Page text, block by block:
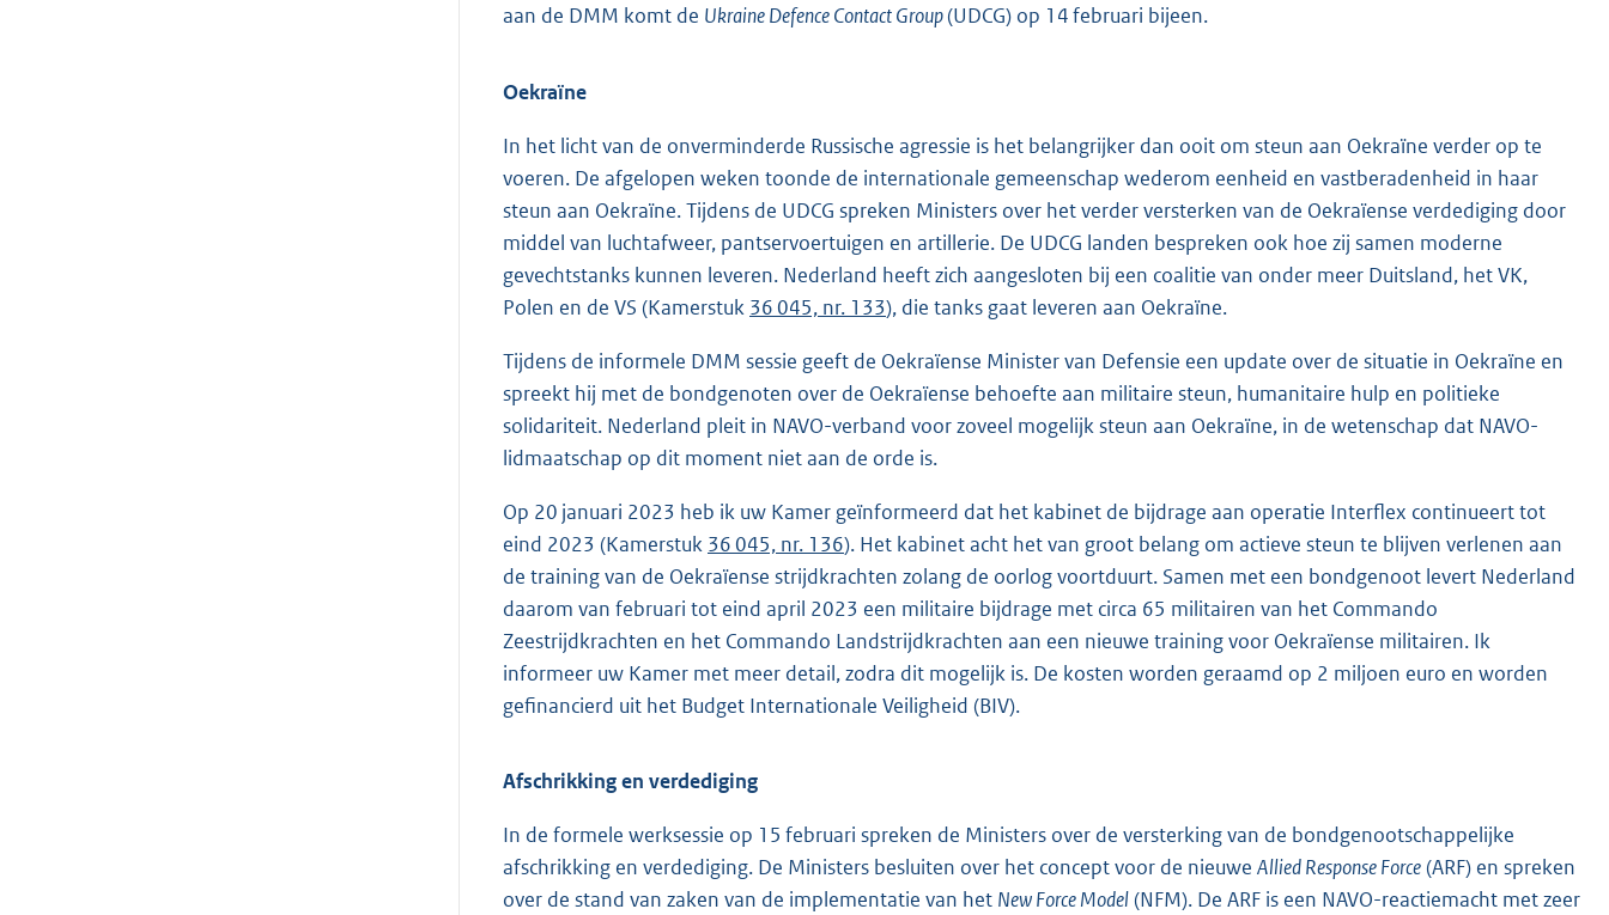
aan de DMM komt de Ukraine Defence Contact Group(UDCG) op 14 februari bijeen.
Oekraïne
In het licht van de onverminderde Russische agressie is het belangrijker dan ooit om steun aan Oekraïne verder op te
voeren. De afgelopen weken toonde de internationale gemeenschap wederom eenheid en vastberadenheid in haar
steun aan Oekraïne. Tijdens de UDCG spreken Ministers over het verder versterken van de Oekraïense verdediging door
middel van luchtafweer, pantservoertuigen en artillerie. De UDCG landen bespreken ook hoe zij samen moderne
gevechtstanks kunnen leveren. Nederland heeft zich aangesloten bij een coalitie van onder meer Duitsland, het VK,
Polen en de VS (Kamerstuk 36 045, nr. 133), die tanks gaat leveren aan Oekraïne.
Tijdens de informele DMM sessie geeft de Oekraïense Minister van Defensie een update over de situatie in Oekraïne en
spreekt hij met de bondgenoten over de Oekraïense behoefte aan militaire steun, humanitaire hulp en politieke
solidariteit. Nederland pleit in NAVO-verband voor zoveel mogelijk steun aan Oekraïne, in de wetenschap dat NAVO-
lidmaatschap op dit moment niet aan de orde is.
Op 20 januari 2023 heb ik uw Kamer geïnformeerd dat het kabinet de bijdrage aan operatie Interflex continueert tot
eind 2023 (Kamerstuk 36 045, nr. 136). Het kabinet acht het van groot belang om actieve steun te blijven verlenen aan
de training van de Oekraïense strijdkrachten zolang de oorlog voortduurt. Samen met een bondgenoot levert Nederland
daarom van februari tot eind april 2023 een militaire bijdrage met circa 65 militairen van het Commando
Zeestrijdkrachten en het Commando Landstrijdkrachten aan een nieuwe training voor Oekraïense militairen. Ik
informeer uw Kamer met meer detail, zodra dit mogelijk is. De kosten worden geraamd op 2 miljoen euro en worden
gefinancierd uit het Budget Internationale Veiligheid (BIV).
Afschrikking en verdediging
In de formele werksessie op 15 februari spreken de Ministers over de versterking van de bondgenootschappelijke
afschrikking en verdediging. De Ministers besluiten over het concept voor de nieuwe Allied Response Force(ARF) en spreken
over de stand van zaken van de implementatie van het New Force Model(NFM). De ARF is een NAVO-reactiemacht met zeer